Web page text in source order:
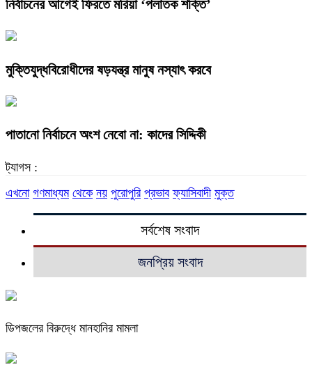
নির্বাচনের আগেই ফিরতে মরিয়া ‘পলাতক শক্তি’
মুক্তিযুদ্ধবিরোধীদের ষড়যন্ত্র মানুষ নস্যাৎ করবে
পাতানো নির্বাচনে অংশ নেবো না: কাদের সিদ্দিকী
ট্যাগস :
এখনো গণমাধ্যম থেকে নয় পুরোপুরি প্রভাব ফ্যাসিবাদী মুক্ত
সর্বশেষ সংবাদ
জনপ্রিয় সংবাদ
ডিপজলের বিরুদ্ধে মানহানির মামলা